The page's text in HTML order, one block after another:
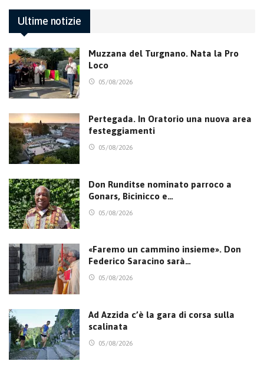
Ultime notizie
Muzzana del Turgnano. Nata la Pro
Loco
05/08/2026
Pertegada. In Oratorio una nuova area
festeggiamenti
05/08/2026
Don Runditse nominato parroco a
Gonars, Bicinicco e…
05/08/2026
«Faremo un cammino insieme». Don
Federico Saracino sarà…
05/08/2026
Ad Azzida c’è la gara di corsa sulla
scalinata
05/08/2026